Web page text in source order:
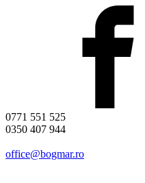
0771 551 525
0350 407 944
office@bogmar.ro